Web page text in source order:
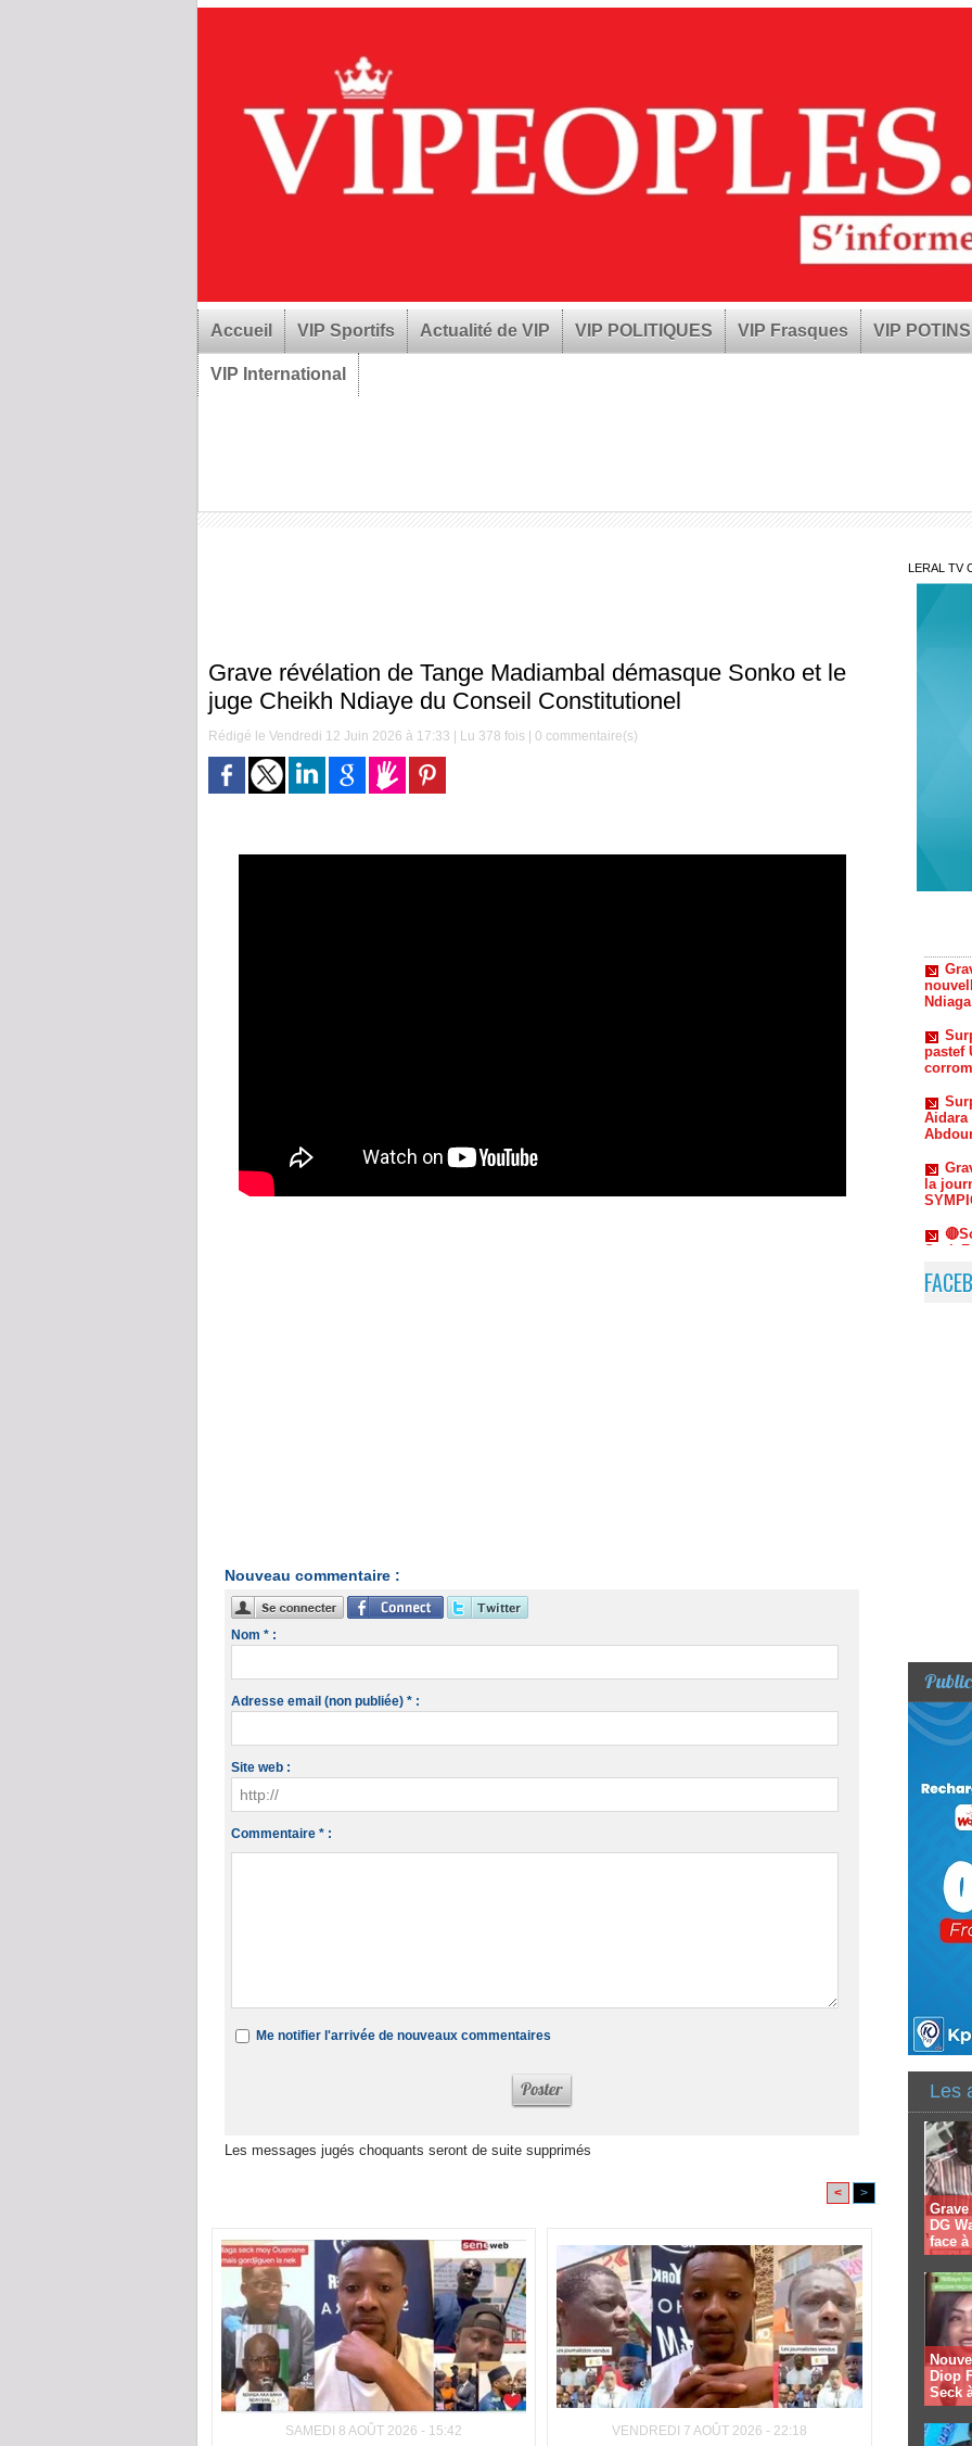
Accueil VIP Sportifs Actualité de VIP VIP POLITIQUES VIP Frasques VIP POTINS
VIP International
Grave révélation de Tange Madiambal démasque Sonko et le
juge Cheikh Ndiaye du Conseil Constitutionel
Rédigé le Vendredi 12 Juin 2026 à 17:33 | Lu 378 fois | 0 commentaire(s)
Nouveau commentaire :
Nom * :
Adresse email (non publiée) * :
Site web :
Commentaire * :
Me notifier l'arrivée de nouveaux commentaires
Les messages jugés choquants seront de suite supprimés
< >
SAMEDI 8 AOÛT 2026 - 15:42
VENDREDI 7 AOÛT 2026 - 22:18
LERAL TV
pastef
la
Seck-
Les
DG
face
Diop
Seck